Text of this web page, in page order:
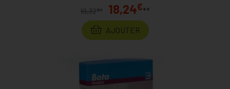
19,32€* 18,24€**
AJOUTER